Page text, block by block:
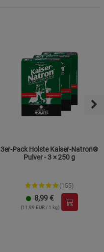
3er-Pack Holste Kaiser-Natron®
Pulver - 3 × 250 g
(155)
8,99 €
(11,99 EUR / 1 kg)